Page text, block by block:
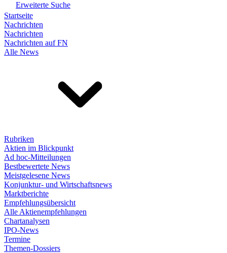
Erweiterte Suche
Startseite
Nachrichten
Nachrichten
Nachrichten auf FN
Alle News
Rubriken
Aktien im Blickpunkt
Ad hoc-Mitteilungen
Bestbewertete News
Meistgelesene News
Konjunktur- und Wirtschaftsnews
Marktberichte
Empfehlungsübersicht
Alle Aktienempfehlungen
Chartanalysen
IPO-News
Termine
Themen-Dossiers